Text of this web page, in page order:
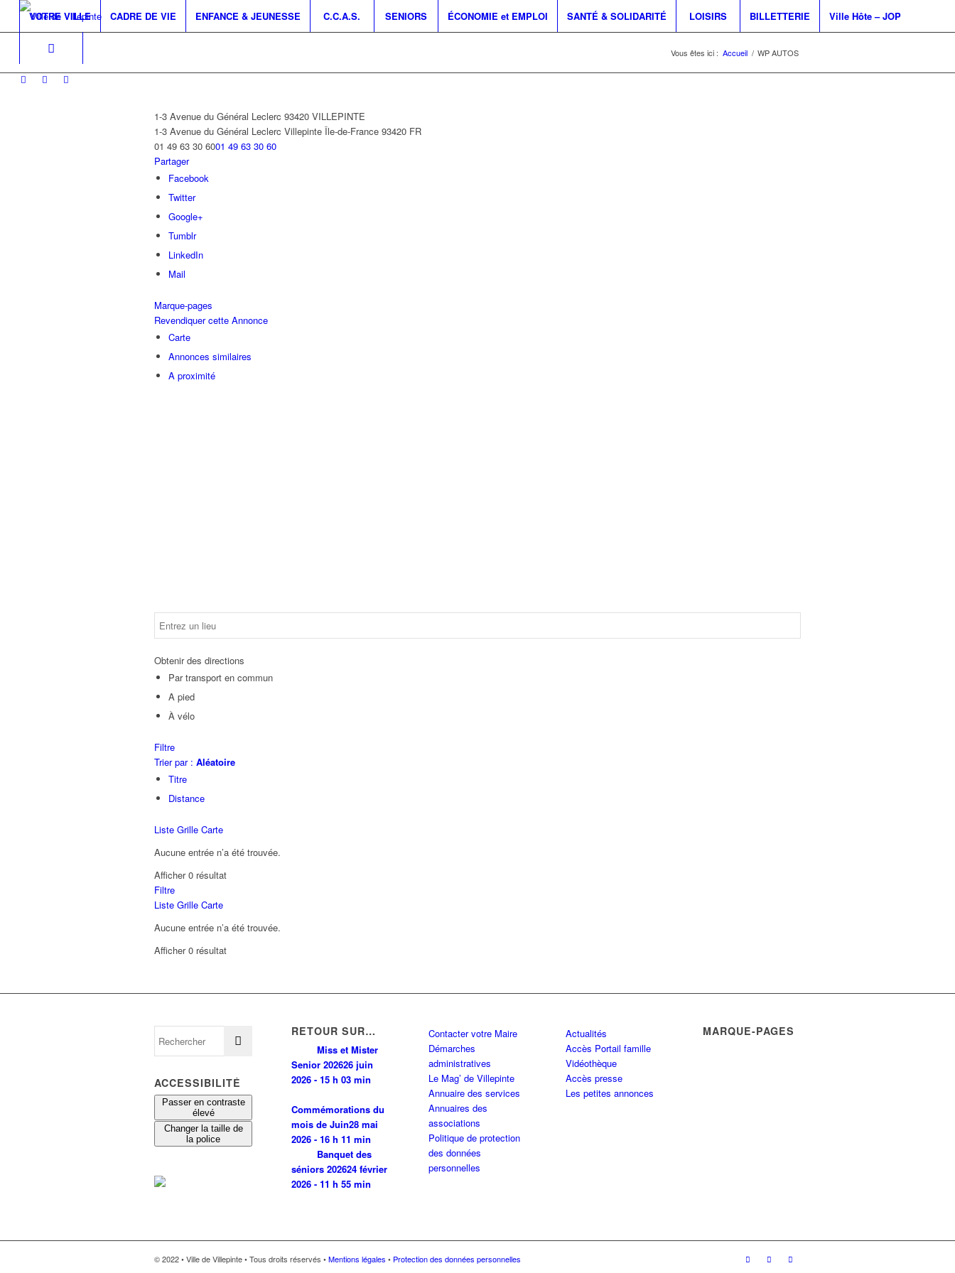
VOTRE VILLE CADRE DE VIE ENFANCE & JEUNESSE C.C.A.S. SENIORS ÉCONOMIE et EMPLOI SANTÉ & SOLIDARITÉ LOISIRS BILLETTERIE Ville Hôte – JOP
Vous êtes ici : Accueil / WP AUTOS
1-3 Avenue du Général Leclerc 93420 VILLEPINTE
1-3 Avenue du Général Leclerc Villepinte Île-de-France 93420 FR
01 49 63 30 6001 49 63 30 60
Partager
Facebook
Twitter
Google+
Tumblr
LinkedIn
Mail
Marque-pages
Revendiquer cette Annonce
Carte
Annonces similaires
A proximité
Obtenir des directions
Par transport en commun
A pied
À vélo
Filtre
Trier par : Aléatoire
Titre
Distance
Liste Grille Carte
Aucune entrée n’a été trouvée.
Afficher 0 résultat
Filtre
Liste Grille Carte
Aucune entrée n’a été trouvée.
Afficher 0 résultat
ACCESSIBILITÉ
Passer en contraste
élevé
Changer la taille de
la police
RETOUR SUR…
Miss et Mister
Senior 202626 juin
2026 - 15 h 03 min
Commémorations du
mois de Juin28 mai
2026 - 16 h 11 min
Banquet des
séniors 202624 février
2026 - 11 h 55 min
Contacter votre Maire
Démarches
administratives
Le Mag’ de Villepinte
Annuaire des services
Annuaires des
associations
Politique de protection
des données
personnelles
Actualités
Accès Portail famille
Vidéothèque
Accès presse
Les petites annonces
MARQUE-PAGES
© 2022 • Ville de Villepinte • Tous droits réservés •Mentions légales • Protection des données personnelles